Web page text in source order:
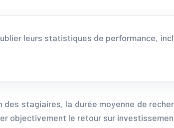
leurs statistiques de performance,
stagiaires, la durée moyenne de
objectivement le retour sur